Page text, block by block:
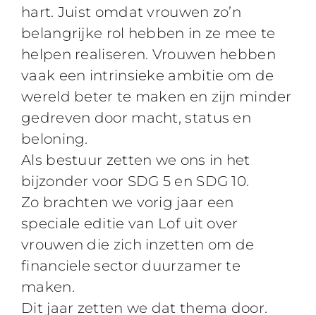
hart. Juist omdat vrouwen zo’n
belangrijke rol hebben in ze mee te
helpen realiseren. Vrouwen hebben
vaak een intrinsieke ambitie om de
wereld beter te maken en zijn minder
gedreven door macht, status en
beloning.
Als bestuur zetten we ons in het
bijzonder voor SDG 5 en SDG 10.
Zo brachten we vorig jaar een
speciale editie van Lof uit over
vrouwen die zich inzetten om de
financiele sector duurzamer te
maken.
Dit jaar zetten we dat thema door.